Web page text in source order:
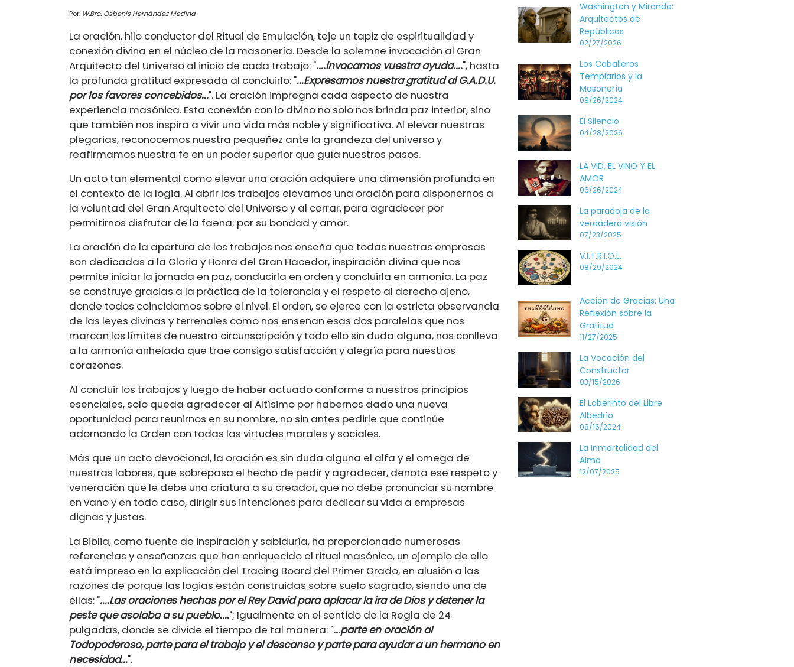
Por: W.Bro. Osbenis Hernández Medina
La oración, hilo conductor del Ritual de Emulación, teje un tapiz de espiritualidad y
conexión divina en el núcleo de la masonería. Desde la solemne invocación al Gran
Arquitecto del Universo al inicio de cada trabajo: "....invocamos vuestra ayuda....", hasta
la profunda gratitud expresada al concluirlo: "...Expresamos nuestra gratitud al G.A.D.U.
por los favores concebidos...". La oración impregna cada aspecto de nuestra
experiencia masónica. Esta conexión con lo divino no solo nos brinda paz interior, sino
que también nos inspira a vivir una vida más noble y significativa. Al elevar nuestras
plegarias, reconocemos nuestra pequeñez ante la grandeza del universo y
reafirmamos nuestra fe en un poder superior que guía nuestros pasos.
Un acto tan elemental como elevar una oración adquiere una dimensión profunda en
el contexto de la logia. Al abrir los trabajos elevamos una oración para disponernos a
la voluntad del Gran Arquitecto del Universo y al cerrar, para agradecer por
permitirnos disfrutar de la faena; por su bondad y amor.
La oración de la apertura de los trabajos nos enseña que todas nuestras empresas
son dedicadas a la Gloria y Honra del Gran Hacedor, inspiración divina que nos
permite iniciar la jornada en paz, conducirla en orden y concluirla en armonía. La paz
se construye gracias a la práctica de la tolerancia y el respeto al derecho ajeno,
donde todos coincidamos sobre el nivel. El orden, se ejerce con la estricta observancia
de las leyes divinas y terrenales como nos enseñan esas dos paralelas que nos
marcan los límites de nuestra circunscripción y todo ello sin duda alguna, nos conlleva
a la armonía anhelada que trae consigo satisfacción y alegría para nuestros
corazones.
Al concluir los trabajos y luego de haber actuado conforme a nuestros principios
esenciales, solo queda agradecer al Altísimo por habernos dado una nueva
oportunidad para reunirnos en su nombre, no sin antes pedirle que continúe
adornando la Orden con todas las virtudes morales y sociales.
Más que un acto devocional, la oración es sin duda alguna el alfa y el omega de
nuestras labores, que sobrepasa el hecho de pedir y agradecer, denota ese respeto y
veneración que le debe una criatura a su creador, que no debe pronunciar su nombre
en vano y en todo caso, dirigir sus intenciones para dedicar su vida a empresas
dignas y justas.
La Biblia, como fuente de inspiración y sabiduría, ha proporcionado numerosas
referencias y enseñanzas que han enriquecido el ritual masónico, un ejemplo de ello
está impreso en la explicación del Tracing Board del Primer Grado, en alusión a las
razones de porque las logias están construidas sobre suelo sagrado, siendo una de
ellas: "....Las oraciones hechas por el Rey David para aplacar la ira de Dios y detener la
peste que asolaba a su pueblo...."; Igualmente en el sentido de la Regla de 24
pulgadas, donde se divide el tiempo de tal manera: "...parte en oración al
Todopoderoso, parte para el trabajo y el descanso y parte para ayudar a un hermano en
necesidad...".
Washington y Miranda:
Arquitectos de
Repúblicas
02/27/2026
Los Caballeros
Templarios y la
Masonería
09/26/2024
El Silencio
04/28/2026
LA VID, EL VINO Y EL
AMOR
06/26/2024
La paradoja de la
verdadera visión
07/23/2025
V.I.T.R.I.O.L.
08/29/2024
Acción de Gracias: Una
Reflexión sobre la
Gratitud
11/27/2025
La Vocación del
Constructor
03/15/2026
El Laberinto del Libre
Albedrío
08/16/2024
La Inmortalidad del
Alma
12/07/2025